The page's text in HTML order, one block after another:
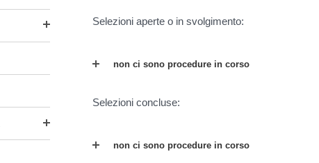
Selezioni aperte o in svolgimento:
non ci sono procedure in corso
Selezioni concluse:
non ci sono procedure in corso